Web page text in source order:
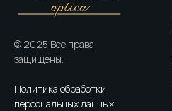
© 2025 Все права
защищены.
Политика обработки
персональных данных